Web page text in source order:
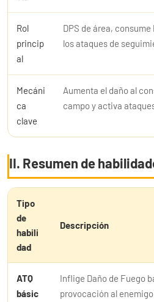
Rol
princip
al
DPS de área,
los ataques de
Mecáni
ca
clave
Aumenta el daño al
campo y activa
II. Resumen de
Tipo
de
habili
dad
Descripción
ATQ
básic
Inflige Daño de Fuego
provocación al